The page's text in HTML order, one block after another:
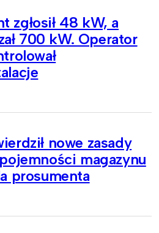
zgłosił 48 kW, a
700 kW. Operator
nowe zasady
magazynu
prosumenta